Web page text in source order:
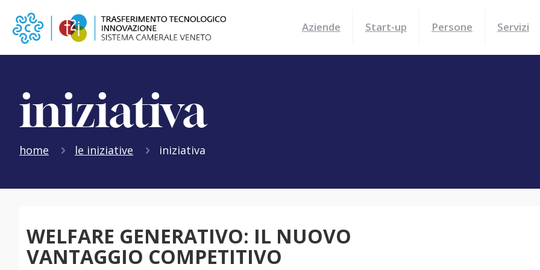
Aziende Start-up Persone Servizi
iniziativa
home le iniziative iniziativa
WELFARE GENERATIVO: IL NUOVO
VANTAGGIO COMPETITIVO